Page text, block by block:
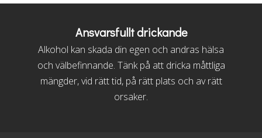
Ansvarsfullt drickande
Alkohol kan skada din egen och andras hälsa
och välbefinnande. Tänk på att dricka måttliga
mängder, vid rätt tid, på rätt plats och av rätt
orsaker.